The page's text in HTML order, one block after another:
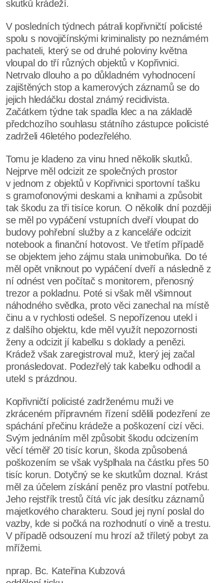
skutků krádeží.
V posledních týdnech pátrali kopřivničtí policisté
spolu s novojičínskými kriminalisty po neznámém
pachateli, který se od druhé poloviny května
vloupal do tří různých objektů v Kopřivnici.
Netrvalo dlouho a po důkladném vyhodnocení
zajištěných stop a kamerových záznamů se do
jejich hledáčku dostal známý recidivista.
Začátkem týdne tak spadla klec a na základě
předchozího souhlasu státního zástupce policisté
zadrželi 46letého podezřelého.
Tomu je kladeno za vinu hned několik skutků.
Nejprve měl odcizit ze společných prostor
v jednom z objektů v Kopřivnici sportovní tašku
s gramofonovými deskami a knihami a způsobit
tak škodu za tři tisíce korun. O několik dní později
se měl po vypáčení vstupních dveří vloupat do
budovy pohřební služby a z kanceláře odcizit
notebook a finanční hotovost. Ve třetím případě
se objektem jeho zájmu stala unimobuňka. Do té
měl opět vniknout po vypáčení dveří a následně z
ní odnést ven počítač s monitorem, přenosný
trezor a pokladnu. Poté si však měl všimnout
náhodného svědka, proto věci zanechal na místě
činu a v rychlosti odešel. S nepořízenou utekl i
z dalšího objektu, kde měl využít nepozornosti
ženy a odcizit jí kabelku s doklady a penězi.
Krádež však zaregistroval muž, který jej začal
pronásledovat. Podezřelý tak kabelku odhodil a
utekl s prázdnou.
Kopřivničtí policisté zadrženému muži ve
zkráceném přípravném řízení sdělili podezření ze
spáchání přečinu krádeže a poškození cizí věci.
Svým jednáním měl způsobit škodu odcizením
věcí téměř 20 tisíc korun, škoda způsobená
poškozením se však vyšplhala na částku přes 50
tisíc korun. Dotyčný se ke skutkům doznal. Krást
měl za účelem získání peněz pro vlastní potřebu.
Jeho rejstřík trestů čítá víc jak desítku záznamů
majetkového charakteru. Soud jej nyní poslal do
vazby, kde si počká na rozhodnutí o vině a trestu.
V případě odsouzení mu hrozí až tříletý pobyt za
mřížemi.
nprap. Bc. Kateřina Kubzová